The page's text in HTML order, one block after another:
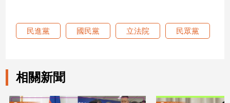
觀
點
民進黨 國民黨 立法院 民眾黨
相關新聞